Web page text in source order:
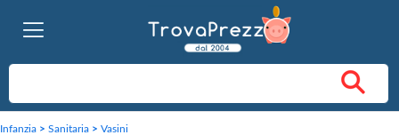
Infanzia > Sanitaria > Vasini